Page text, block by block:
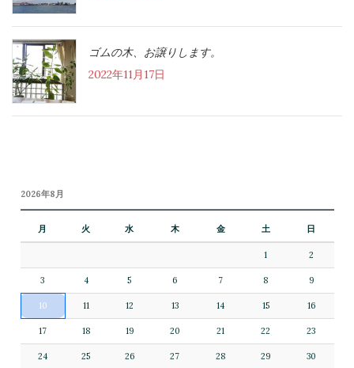
ゴムの木、お譲りします。
2022年11月17日
2026年8月
月 火 水 木 金 土 日
1 2
3 4 5 6 7 8 9
10 11 12 13 14 15 16
17 18 19 20 21 22 23
24 25 26 27 28 29 30